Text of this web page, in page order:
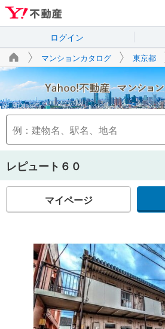
ログイン
マンションカタログ 東京都
レピュート６０
マイページ